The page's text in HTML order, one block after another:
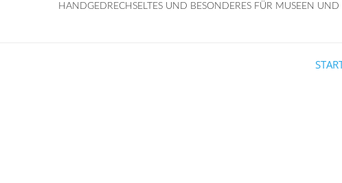
HANDGEDRECHSELTES UND BESONDERES FÜR MUSEEN